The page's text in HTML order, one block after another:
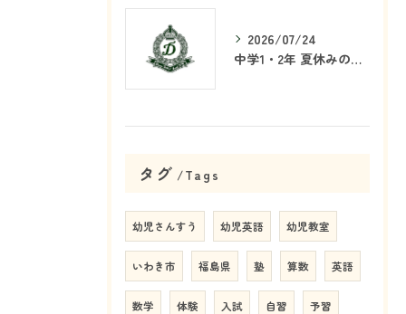
2026/07/24
中学1・2年 夏休みの学習戦略
タグ Tags
幼児さんすう 幼児英語 幼児教室
いわき市 福島県 塾 算数 英語
数学 体験 入試 自習 予習